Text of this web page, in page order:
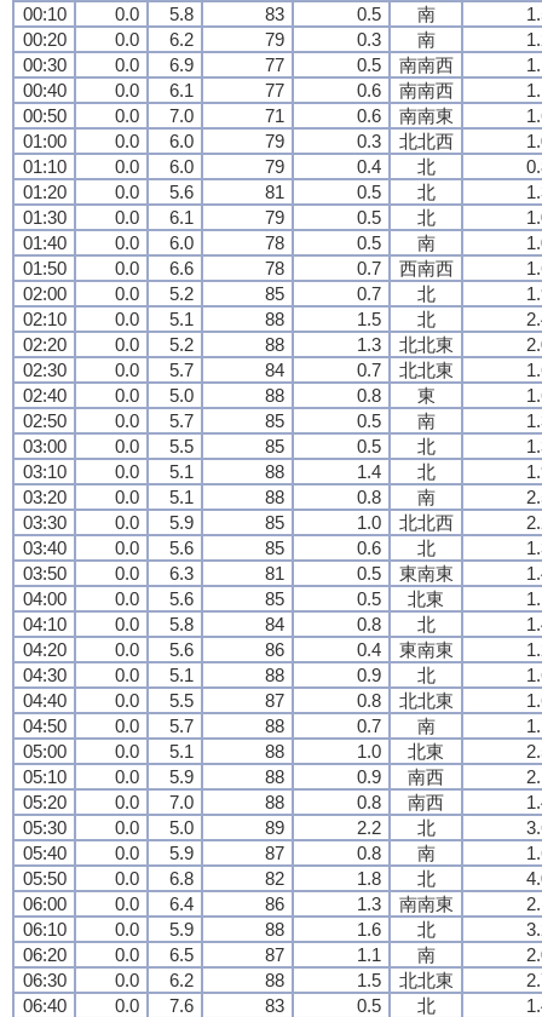
00:10
0.0 5.8 83 0.5 南
00:20
0.0 6.2 79 0.3 南
00:30
0.0 6.9 77 0.5 南南西
00:40
0.0 6.1 77 0.6 南南西
00:50
0.0 7.0 71 0.6 南南東
01:00
0.0 6.0 79 0.3 北北西
01:10
0.0 6.0 79 0.4 北
01:20
0.0 5.6 81 0.5 北
01:30
0.0 6.1 79 0.5 北
01:40
0.0 6.0 78 0.5 南
01:50
0.0 6.6 78 0.7 西南西
02:00
0.0 5.2 85 0.7 北
02:10
0.0 5.1 88 1.5 北
02:20
0.0 5.2 88 1.3 北北東
02:30
0.0 5.7 84 0.7 北北東
02:40
0.0 5.0 88 0.8 東
02:50
0.0 5.7 85 0.5 南
03:00
0.0 5.5 85 0.5 北
03:10
0.0 5.1 88 1.4 北
03:20
0.0 5.1 88 0.8 南
03:30
0.0 5.9 85 1.0 北北西
03:40
0.0 5.6 85 0.6 北
03:50
0.0 6.3 81 0.5 東南東
04:00
0.0 5.6 85 0.5 北東
04:10
0.0 5.8 84 0.8 北
04:20
0.0 5.6 86 0.4 東南東
04:30
0.0 5.1 88 0.9 北
04:40
0.0 5.5 87 0.8 北北東
04:50
0.0 5.7 88 0.7 南
05:00
0.0 5.1 88 1.0 北東
05:10
0.0 5.9 88 0.9 南西
05:20
0.0 7.0 88 0.8 南西
05:30
0.0 5.0 89 2.2 北
05:40
0.0 5.9 87 0.8 南
05:50
0.0 6.8 82 1.8 北
06:00
0.0 6.4 86 1.3 南南東
06:10
0.0 5.9 88 1.6 北
06:20
0.0 6.5 87 1.1 南
06:30
0.0 6.2 88 1.5 北北東
06:40
0.0 7.6 83 0.5 北